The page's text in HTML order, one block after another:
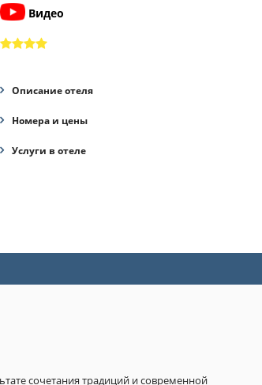
Описание отеля
Номера и цены
Услуги в отеле
сочетания традиций и современной